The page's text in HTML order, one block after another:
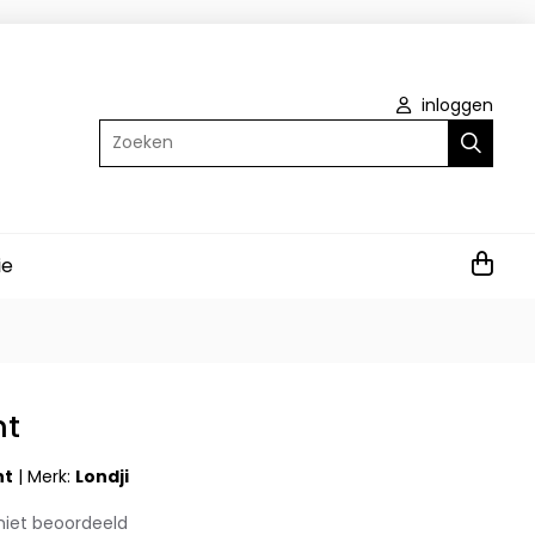
inloggen
Zoeken
|Merk: Londji
beoordeeld